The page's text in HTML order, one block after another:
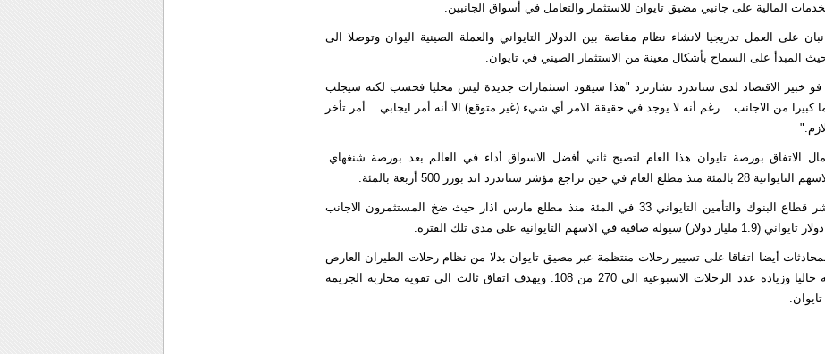
المالية على جانبي مضيق تايوان للاستثمار والتعامل في أسواق الجانبين.
على العمل تدريجيا لانشاء نظام مقاصة بين الدولار التايواني والعملة الصينية اليوان وتوصلا الى
المبدأ على السماح بأشكال معينة من الاستثمار الصيني في تايوان.
فو خبير الاقتصاد لدى ستاندرد تشارترد "هذا سيقود استثمارات جديدة ليس محليا فحسب لكنه سيجلب
كبيرا من الاجانب .. رغم أنه لا يوجد في حقيقة الامر أي شيء (غير متوقع) الا أنه أمر ايجابي .. أمر تأخر
الاتفاق بورصة تايوان هذا العام لتصبح ثاني أفضل الاسواق أداء في العالم بعد بورصة شنغهاي.
في حين تراجع مؤشر ستاندرد اند بورز 500 أربعة بالمئة.
وارتفع مؤشر قطاع البنوك والتأمين التايواني 33 في المئة منذ مطلع مارس اذار حيث ضخ المستثمرون الاجانب
أيضا اتفاقا على تسيير رحلات منتظمة عبر مضيق تايوان بدلا من نظام رحلات الطيران العارض
المعمول به حاليا وزيادة عدد الرحلات الاسبوعية الى 270 من 108. ويهدف اتفاق ثالث الى تقوية محاربة الجريمة